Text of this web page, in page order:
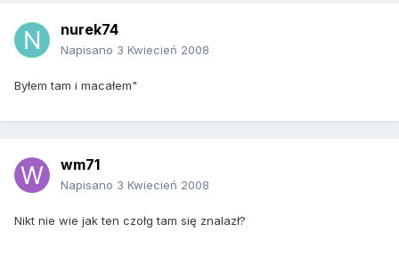
nurek74
Napisano 3 Kwiecień 2008
Byłem tam i macałem"
wm71
Napisano 3 Kwiecień 2008
Nikt nie wie jak ten czołg tam się znalazł?